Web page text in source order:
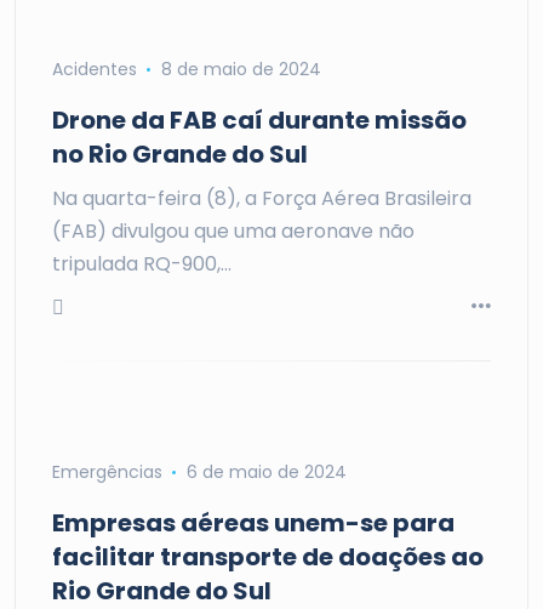
Acidentes 8 de maio de 2024
Drone da FAB caí durante missão
no Rio Grande do Sul
Na quarta-feira (8), a Força Aérea Brasileira
(FAB) divulgou que uma aeronave não
tripulada RQ-900,…
Emergências 6 de maio de 2024
Empresas aéreas unem-se para
facilitar transporte de doações ao
Rio Grande do Sul